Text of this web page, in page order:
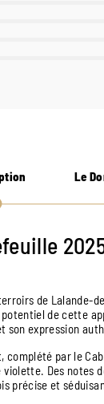
Le
de Lalande-
de cette
son expression
complété par le
Des notes
précise et